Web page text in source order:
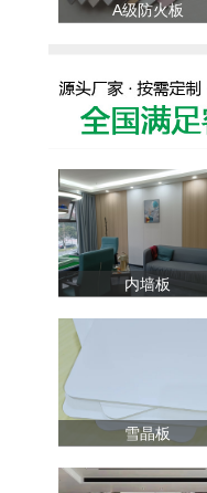
A级防火板
内墙板
雪晶板